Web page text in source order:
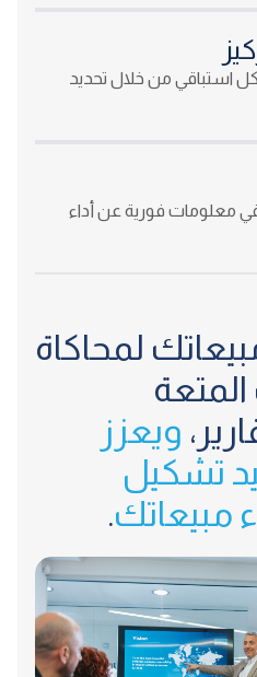
استباقي من خلال تحديد
معلومات فورية عن أداء
لمحاكاة
ويعزز
تشكيل
مبيعاتك.